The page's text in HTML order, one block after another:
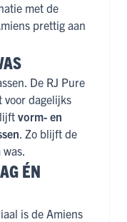
met de
prettig aan
De RJ Pure
voor dagelijks
vorm- en
. Zo blijft de
ÉN
is de Amiens